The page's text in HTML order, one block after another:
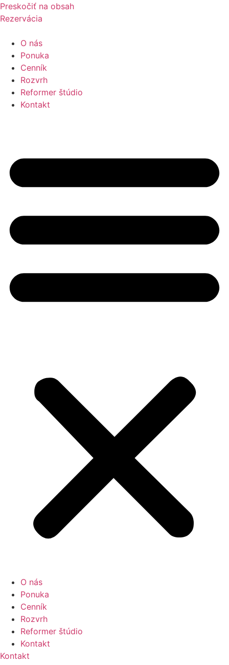
Preskočiť na obsah
Rezervácia
O nás
Ponuka
Cenník
Rozvrh
Reformer štúdio
Kontakt
O nás
Ponuka
Cenník
Rozvrh
Reformer štúdio
Kontakt
Kontakt